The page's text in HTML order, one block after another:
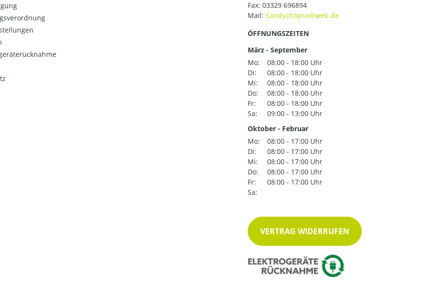
Fax: 03329 696894
Mail:
ÖFFNUNGSZEITEN
März - September
Mo:
08:00 - 18:00 Uhr
Di:
08:00 - 18:00 Uhr
Mi:
08:00 - 18:00 Uhr
Do:
08:00 - 18:00 Uhr
Fr:
08:00 - 18:00 Uhr
Sa:
09:00 - 13:00 Uhr
Oktober - Februar
Mo:
08:00 - 17:00 Uhr
Di:
08:00 - 17:00 Uhr
Mi:
08:00 - 17:00 Uhr
Do:
08:00 - 17:00 Uhr
Fr:
08:00 - 17:00 Uhr
Sa:
VERTRAG WIDERRUFEN